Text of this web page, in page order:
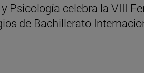
Psicología celebra la VIII
de Bachillerato